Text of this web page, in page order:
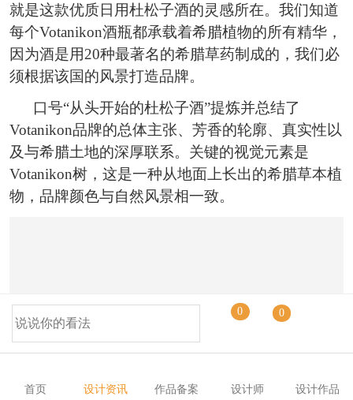
恭喜133****6466用户作品已成功备案！
恭喜131****1475用户作品已成功备案！
就是这款优质日用杜松子酒的灵感所在。我们知道
每个Votanikon酒瓶都承载着希腊植物的所有精华，
因为酒是用20种最著名的希腊草药制成的，我们必
须根据该国的风景打造品牌。
口号“从头开始的杜松子酒”提炼并总结了
Votanikon品牌的总体主张、芳香的轮廓、真实性以
及与希腊土地的深厚联系。关键的视觉元素是
Votanikon树，这是一种从地面上长出的希腊草本植
物，品牌颜色与自然风景相一致。
0 0
首页 设计资讯 作品备案 设计师 设计作品